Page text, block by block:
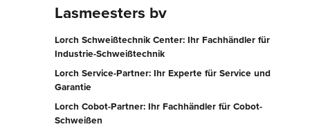
Lasmeesters bv
Lorch Schweißtechnik Center: Ihr Fachhändler für
Industrie-Schweißtechnik
Lorch Service-Partner: Ihr Experte für Service und
Garantie
Lorch Cobot-Partner: Ihr Fachhändler für Cobot-
Schweißen